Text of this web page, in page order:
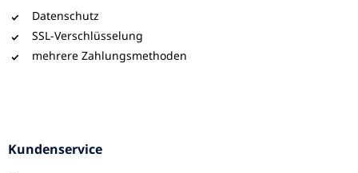
Datenschutz
SSL-Verschlüsselung
mehrere Zahlungsmethoden
Kundenservice